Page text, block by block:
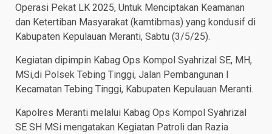
Operasi Pekat LK 2025, Untuk Menciptakan Keamanan
dan Ketertiban Masyarakat (kamtibmas) yang kondusif di
Kabupaten Kepulauan Meranti, Sabtu (3/5/25).
Kegiatan dipimpin Kabag Ops Kompol Syahrizal SE, MH,
MSi,di Polsek Tebing Tinggi, Jalan Pembangunan I
Kecamatan Tebing Tinggi, Kabupaten Kepulauan Meranti.
Kapolres Meranti melalui Kabag Ops Kompol Syahrizal
SE SH MSi mengatakan Kegiatan Patroli dan Razia